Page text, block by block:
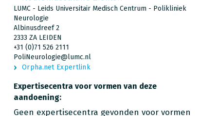
LUMC - Leids Universitair Medisch Centrum - Polikliniek
Neurologie
Albinusdreef 2
2333 ZA LEIDEN
+31 (0)71 526 2111
PoliNeurologie@lumc.nl
Orpha.net Expertlink
Expertisecentra voor vormen van deze
aandoening:
Geen expertisecentra gevonden voor vormen